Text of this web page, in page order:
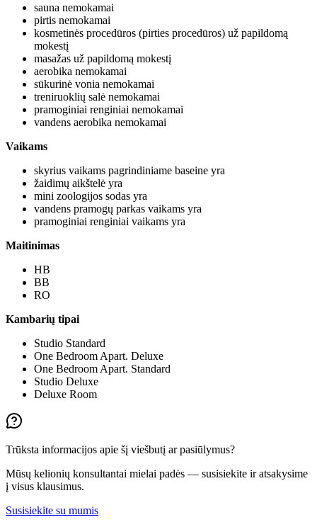
sauna nemokamai
pirtis nemokamai
kosmetinės procedūros (pirties procedūros) už papildomą
mokestį
masažas už papildomą mokestį
aerobika nemokamai
sūkurinė vonia nemokamai
treniruoklių salė nemokamai
pramoginiai renginiai nemokamai
vandens aerobika nemokamai
Vaikams
skyrius vaikams pagrindiniame baseine yra
žaidimų aikštelė yra
mini zoologijos sodas yra
vandens pramogų parkas vaikams yra
pramoginiai renginiai vaikams yra
Maitinimas
HB
BB
RO
Kambarių tipai
Studio Standard
One Bedroom Apart. Deluxe
One Bedroom Apart. Standard
Studio Deluxe
Deluxe Room
Trūksta informacijos apie šį viešbutį ar pasiūlymus?
Mūsų kelionių konsultantai mielai padės — susisiekite ir atsakysime
į visus klausimus.
Susisiekite su mumis